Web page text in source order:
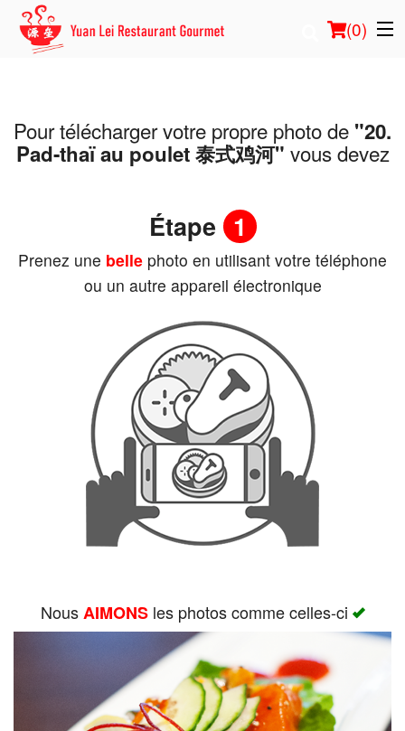
(0)
Commander en ligne
Connection
Rechercher
Pour télécharger votre propre photo de "20.
Pad-thaï au poulet 泰式鸡河" vous devez
Étape 1
Prenez une belle photo en utilisant votre téléphone
ou un autre appareil électronique
NousAIMONSles photos comme celles-ci